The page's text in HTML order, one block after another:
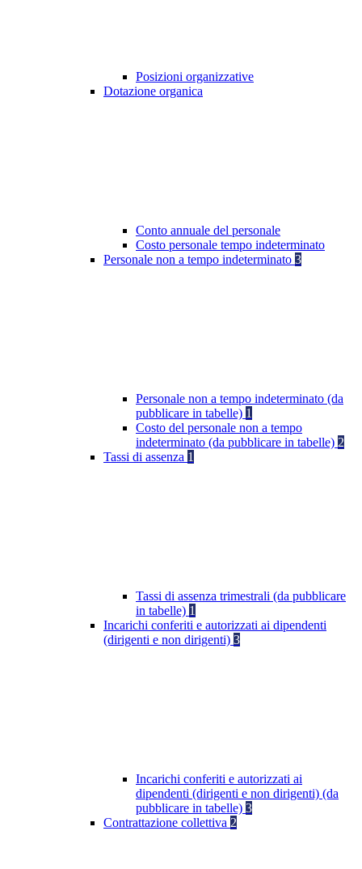
Posizioni organizzative
Dotazione organica
Conto annuale del personale
Costo personale tempo indeterminato
Personale non a tempo indeterminato 3
Personale non a tempo indeterminato (da
pubblicare in tabelle) 1
Costo del personale non a tempo
indeterminato (da pubblicare in tabelle) 2
Tassi di assenza 1
Tassi di assenza trimestrali (da pubblicare
in tabelle) 1
Incarichi conferiti e autorizzati ai dipendenti
(dirigenti e non dirigenti) 3
Incarichi conferiti e autorizzati ai
dipendenti (dirigenti e non dirigenti) (da
pubblicare in tabelle) 3
Contrattazione collettiva 2